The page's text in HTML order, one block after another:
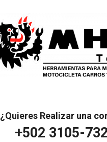
¿Quieres Realizar una
+502 3105-